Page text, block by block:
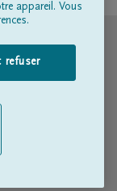
appareil. Vous
refuser